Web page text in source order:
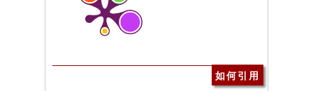
如何引用